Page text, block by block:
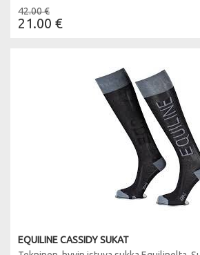
42.00 €
21.00 €
EQUILINE CASSIDY SUKAT